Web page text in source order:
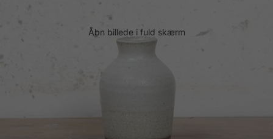
Åbn billede i fuld skærm